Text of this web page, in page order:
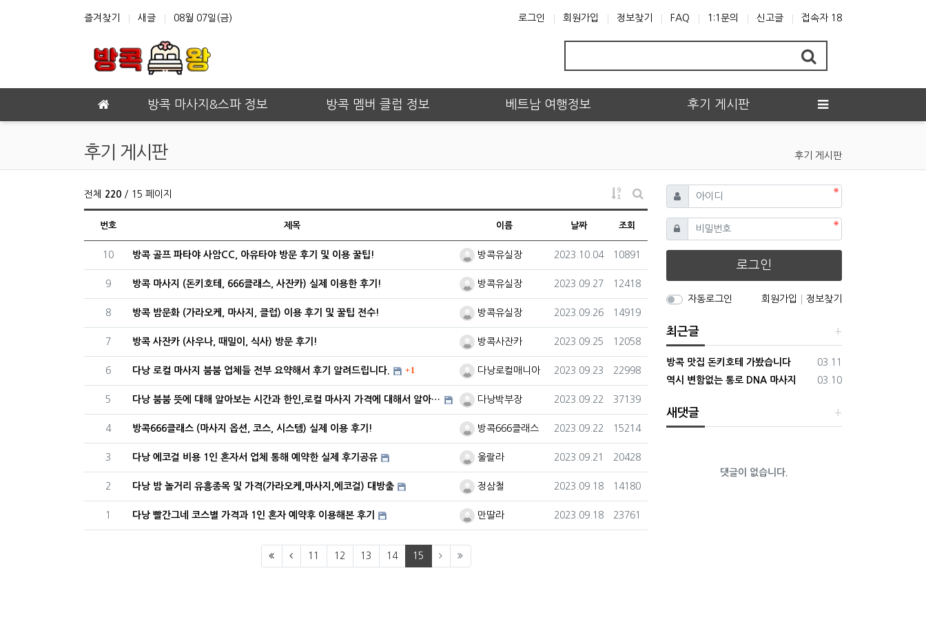
즐겨찾기 새글 08월 07일(금) 로그인 회원가입 정보찾기 FAQ 1:1문의 신고글 접속자 18
방콕 마사지&스파 정보 방콕 멤버 클럽 정보 베트남 여행정보 후기 게시판
후기 게시판 후기 게시판
전체 220 / 15 페이지
게시물 정렬
게시판 검색
번호 제목 이름 날짜 조회
번호
10 방콕 골프 파타야 사암CC, 아유타야 방문 후기 및 이용 꿀팁! 등록자방콕유실장 등록일
2023.10.04 조회
10891
번호
9 방콕 마사지 (돈키호테, 666클래스, 사잔카) 실제 이용한 후기! 등록자방콕유실장 등록일
2023.09.27 조회
12418
번호
8 방콕 밤문화 (가라오케, 마사지, 클럽) 이용 후기 및 꿀팁 전수! 등록자방콕유실장 등록일
2023.09.26 조회
14919
번호
7 방콕 사잔카 (사우나, 때밀이, 식사) 방문 후기! 등록자방콕사잔카 등록일
2023.09.25 조회
12058
번호
6 다낭 로컬 마사지 붐붐 업체들 전부 요약해서 후기 알려드립니다. 댓글
1 등록자다낭로컬매니아 등록일
2023.09.23 조회
22998
번호
5 다낭 붐붐 뜻에 대해 알아보는 시간과 한인,로컬 마사지 가격에 대해서 알아보자 등록자다낭박부장 등록일
2023.09.22 조회
37139
번호
4 방콕666클래스 (마사지 옵션, 코스, 시스템) 실제 이용 후기! 등록자방콕666클래스 등록일
2023.09.22 조회
15214
번호
3 다낭 에코걸 비용 1인 혼자서 업체 통해 예약한 실제 후기공유 등록자울랄라 등록일
2023.09.21 조회
20428
번호
2 다낭 밤 놀거리 유흥종목 및 가격(가라오케,마사지,에코걸) 대방출 등록자정삼철 등록일
2023.09.18 조회
14180
번호
1 다낭 빨간그네 코스별 가격과 1인 혼자 예약후 이용해본 후기 등록자만딸라 등록일
2023.09.18 조회
23761
(first)(previous)
11 12 13 14 15 (current)
아이디 필수
비밀번호필수
로그인
자동로그인 회원가입 정보찾기
최근글
등록일
03.11
방콕 맛집 돈키호테 가봤습니다
등록일
03.10
역시 변함없는 통로 DNA 마사지
새댓글
댓글이 없습니다.